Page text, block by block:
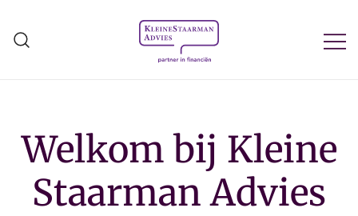
naar
Welkom bij Kleine
Staarman Advies